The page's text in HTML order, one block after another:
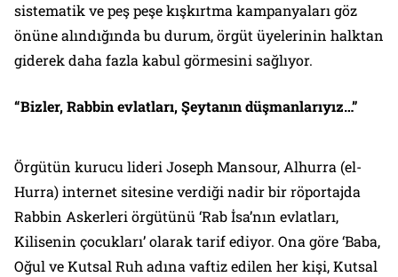
sistematik ve peş peşe kışkırtma kampanyaları göz
önüne alındığında bu durum, örgüt üyelerinin halktan
giderek daha fazla kabul görmesini sağlıyor.
“Bizler, Rabbin evlatları, Şeytanın düşmanlarıyız…”
Örgütün kurucu lideri Joseph Mansour, Alhurra (el-
Hurra) internet sitesine verdiği nadir bir röportajda
Rabbin Askerleri örgütünü ‘Rab İsa’nın evlatları,
Kilisenin çocukları’ olarak tarif ediyor. Ona göre ‘Baba,
Oğul ve Kutsal Ruh adına vaftiz edilen her kişi, Kutsal